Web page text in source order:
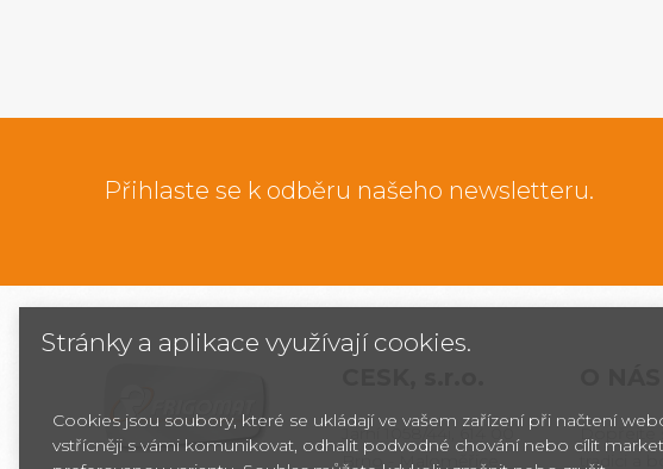
Přihlaste se k odběru našeho newsletteru.
Jarní 1058/44i, 614 00
Brno - Maloměřice
Dopřejte
tradici a
Stránky a aplikace využívají cookies.
Cookies jsou soubory, které se ukládají ve vašem zařízení při načtení
vstřícněji s vámi komunikovat, odhalit podvodné chování nebo cílit